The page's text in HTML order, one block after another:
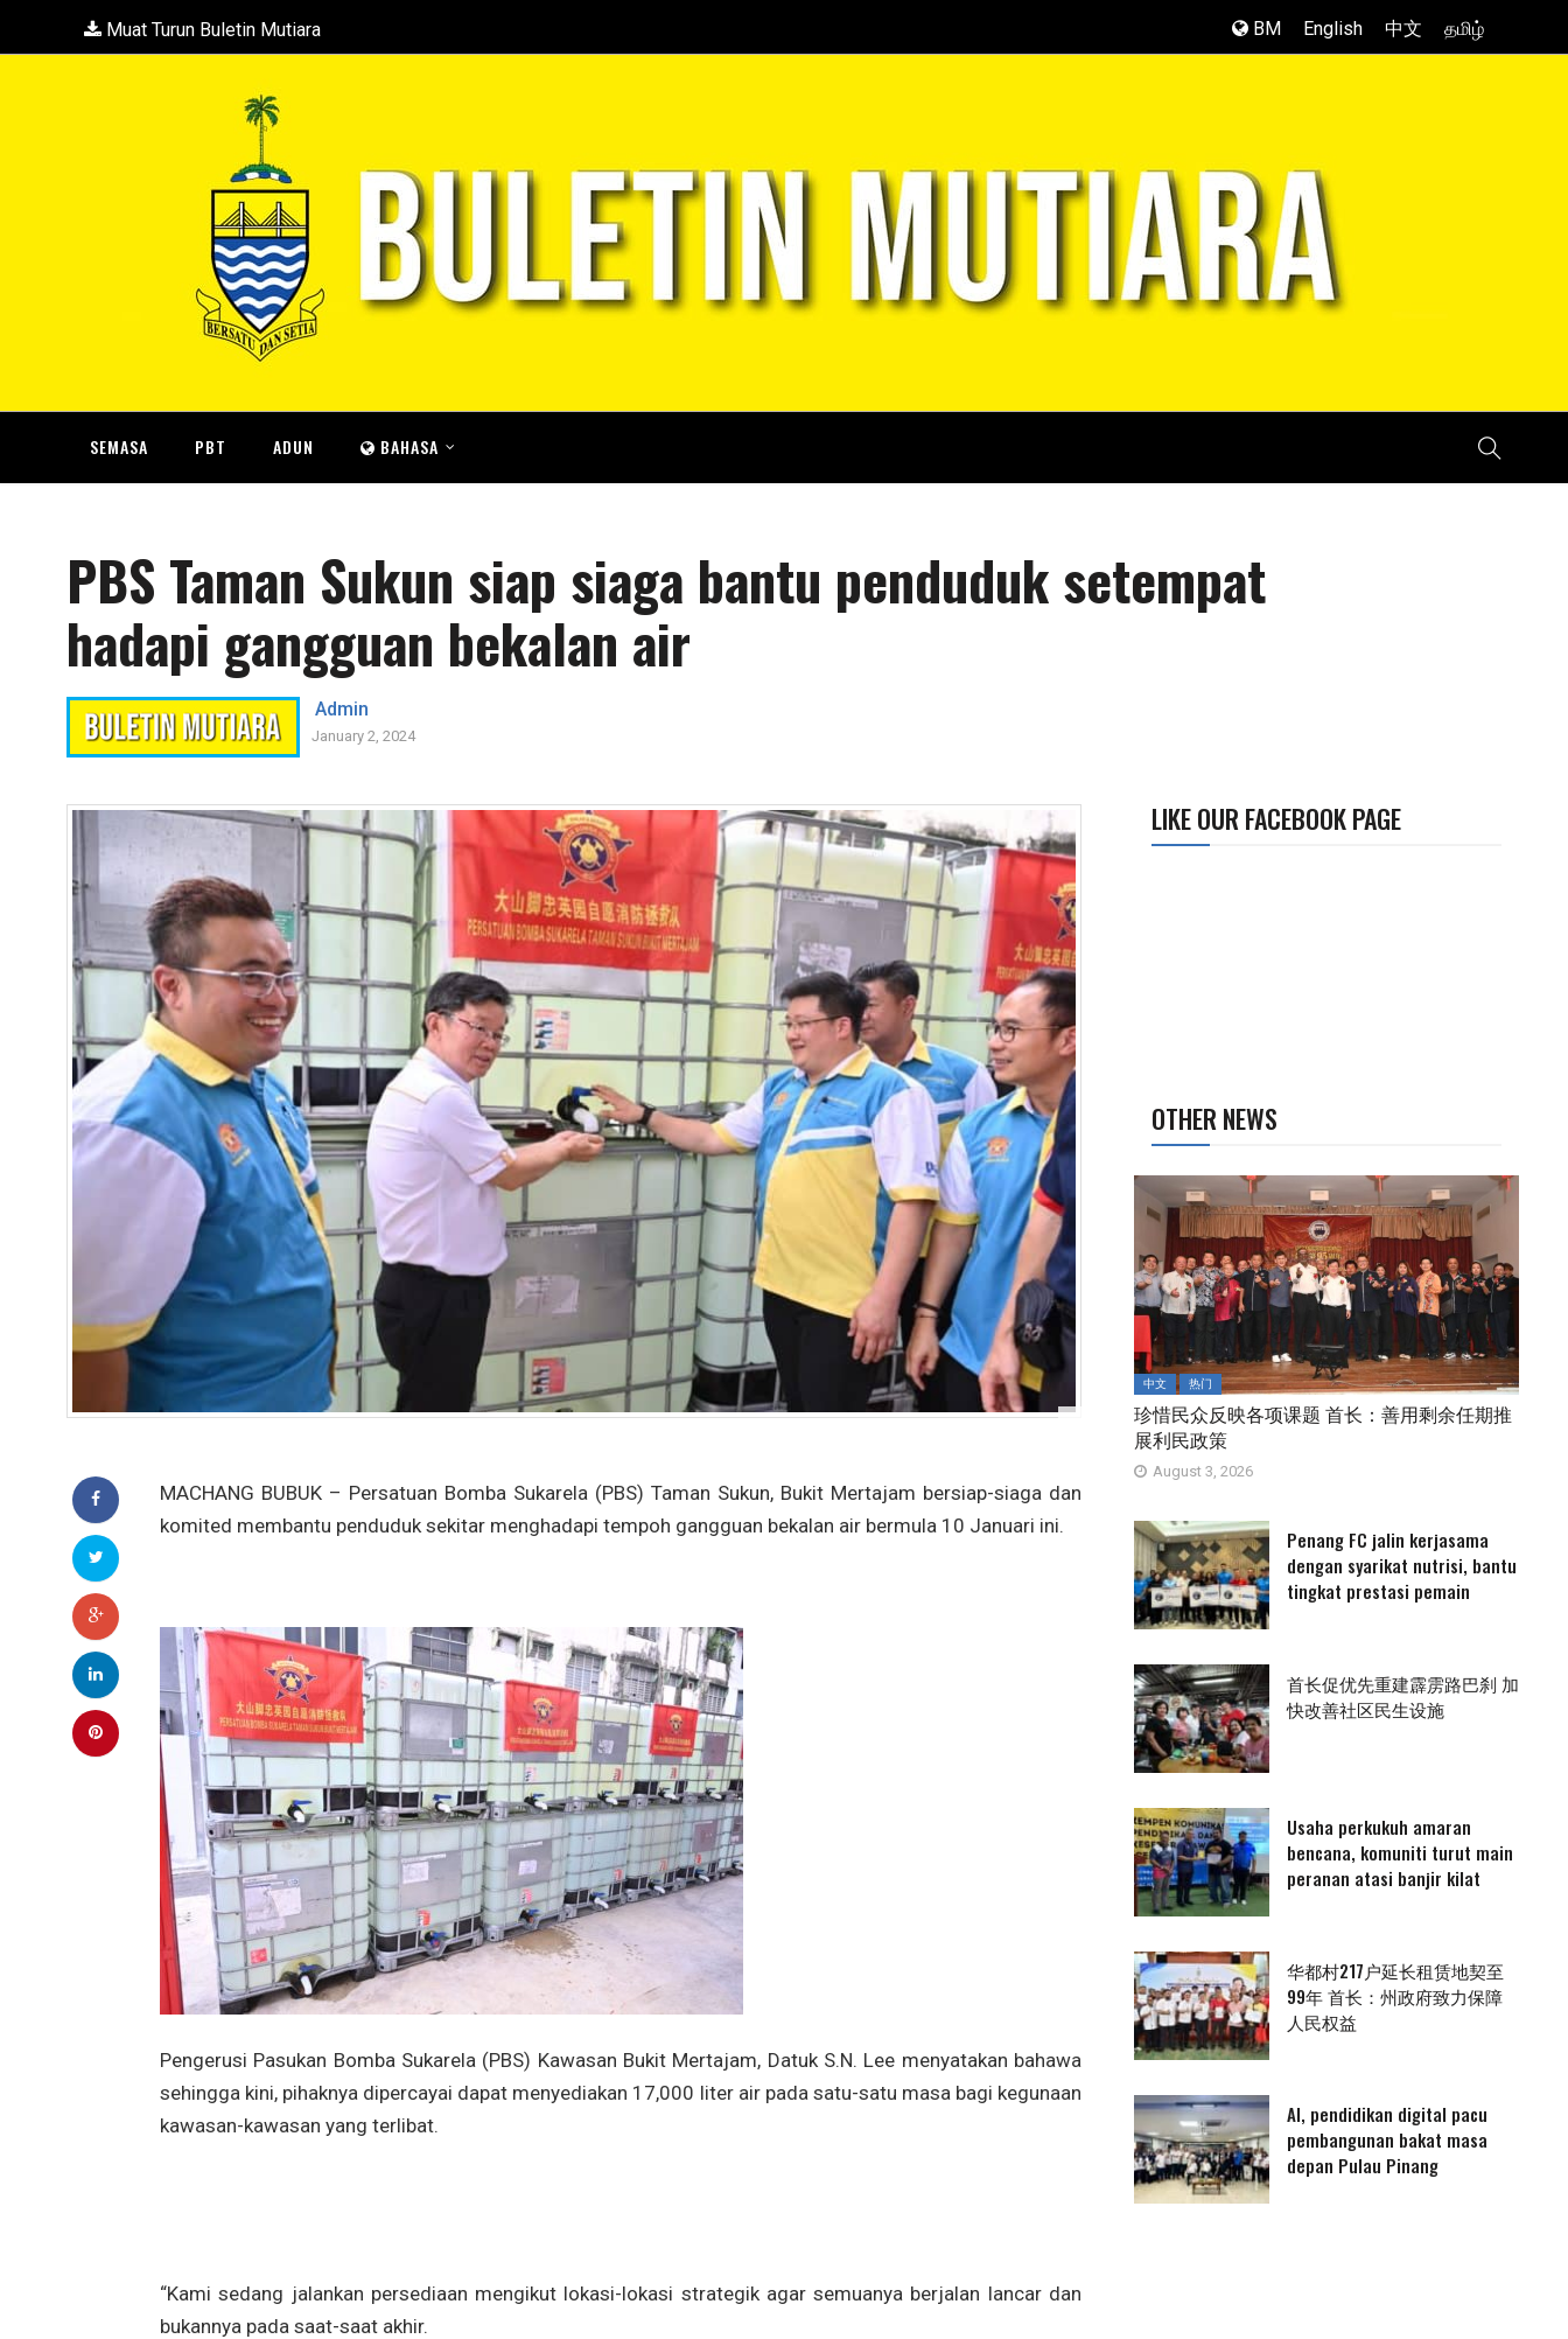
Muat Turun Buletin Mutiara BM English 中文 தமிழ்
SEMASA PBT ADUN BAHASA
PBS Taman Sukun siap siaga bantu penduduk setempat
hadapi gangguan bekalan air
Admin
January 2, 2024
MACHANG BUBUK – Persatuan Bomba Sukarela (PBS) Taman Sukun, Bukit Mertajam bersiap-siaga dan
komited membantu penduduk sekitar menghadapi tempoh gangguan bekalan air bermula 10 Januari ini.
Pengerusi Pasukan Bomba Sukarela (PBS) Kawasan Bukit Mertajam, Datuk S.N. Lee menyatakan bahawa
sehingga kini, pihaknya dipercayai dapat menyediakan 17,000 liter air pada satu-satu masa bagi kegunaan
kawasan-kawasan yang terlibat.
“Kami sedang jalankan persediaan mengikut lokasi-lokasi strategik agar semuanya berjalan lancar dan
bukannya pada saat-saat akhir.
LIKE OUR FACEBOOK PAGE
OTHER NEWS
中文 热门
珍惜民众反映各项课题 首长：善用剩余任期推
展利民政策
August 3, 2026
Penang FC jalin kerjasama
dengan syarikat nutrisi, bantu
tingkat prestasi pemain
首长促优先重建霹雳路巴刹 加
快改善社区民生设施
Usaha perkukuh amaran
bencana, komuniti turut main
peranan atasi banjir kilat
华都村217户延长租赁地契至
99年 首长：州政府致力保障
人民权益
AI, pendidikan digital pacu
pembangunan bakat masa
depan Pulau Pinang